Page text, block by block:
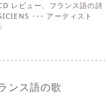
レビュー、フランス語の詩
･･･ アーティスト
ンス語の歌